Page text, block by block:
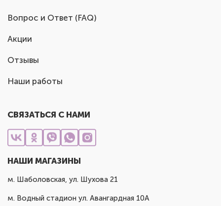
Вопрос и Ответ (FAQ)
Акции
Отзывы
Наши работы
СВЯЗАТЬСЯ С НАМИ
НАШИ МАГАЗИНЫ
м. Шаболовская, ул. Шухова 21
м. Водный стадион ул. Авангардная 10А